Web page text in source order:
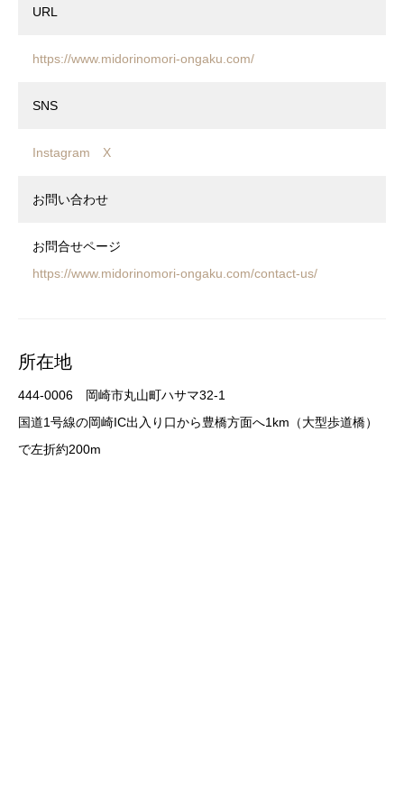
URL
https://www.midorinomori-ongaku.com/
SNS
Instagram X
お問い合わせ
お問合せページ
https://www.midorinomori-ongaku.com/contact-us/
所在地
444-0006 岡崎市丸山町ハサマ32-1
国道1号線の岡崎IC出入り口から豊橋方面へ1km（大型歩道橋）
で左折約200m